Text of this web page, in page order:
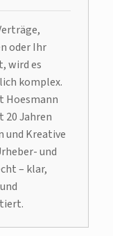
oder Ihr
wird es
komplex.
Hoesmann
20 Jahren
und Kreative
und
– klar,